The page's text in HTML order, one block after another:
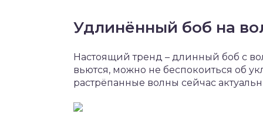
Удлинённый боб на
Настоящий тренд – длинный боб с
вьются, можно не беспокоиться об
растрёпанные волны сейчас